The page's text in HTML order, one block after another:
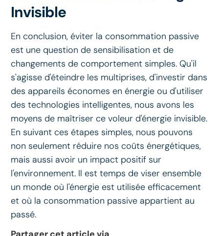
Invisible
En conclusion, éviter la consommation passive
est une question de sensibilisation et de
changements de comportement simples. Qu'il
s'agisse d'éteindre les multiprises, d'investir dans
des appareils économes en énergie ou d'utiliser
des technologies intelligentes, nous avons les
moyens de maîtriser ce voleur d'énergie invisible.
En suivant ces étapes simples, nous pouvons
non seulement réduire nos coûts énergétiques,
mais aussi avoir un impact positif sur
l'environnement. Il est temps de viser ensemble
un monde où l'énergie est utilisée efficacement
et où la consommation passive appartient au
passé.